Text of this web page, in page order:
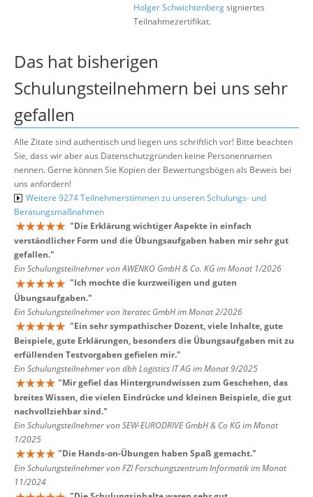
Holger Schwichtenbergsigniertes
Teilnahmezertifikat.
Das hat bisherigen
Schulungsteilnehmern bei uns sehr
gefallen
Alle Zitate sind authentisch und liegen uns schriftlich vor! Bitte beachten
Sie, dass wir aber aus Datenschutzgründen keine Personennamen
nennen. Gerne können Sie Kopien der Bewertungsbögen als Beweis bei
uns anfordern!
Weitere 9274 Teilnehmerstimmen zu unseren Schulungs- und
Beratungsmaßnahmen
"Die Erklärung wichtiger Aspekte in einfach
verständlicher Form und die Übungsaufgaben haben mir sehr gut
gefallen."
Ein Schulungsteilnehmer von AWENKO GmbH & Co. KG im Monat 1/2026
"Ich mochte die kurzweiligen und guten
Übungsaufgaben."
Ein Schulungsteilnehmer von Iteratec GmbH im Monat 2/2026
"Ein sehr sympathischer Dozent, viele Inhalte, gute
Beispiele, gute Erklärungen, besonders die Übungsaufgaben mit zu
erfüllenden Testvorgaben gefielen mir."
Ein Schulungsteilnehmer von dbh Logistics IT AG im Monat 9/2025
"Mir gefiel das Hintergrundwissen zum Geschehen, das
breites Wissen, die vielen Eindrücke und kleinen Beispiele, die gut
nachvollziehbar sind."
Ein Schulungsteilnehmer von SEW-EURODRIVE GmbH & Co KG im Monat
1/2025
"Die Hands-on-Übungen haben Spaß gemacht."
Ein Schulungsteilnehmer von FZI Forschungszentrum Informatik im Monat
11/2024